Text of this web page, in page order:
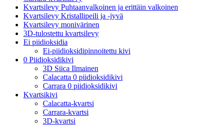
Kvartsilevy Puhtaanvalkoinen ja erittäin valkoinen
Kvartsilevy Kristallipeili ja -jyvä
Kvartsilevy monivärinen
3D-tulostettu kvartsilevy
Ei piidioksidia
Ei-piidioksidipinnoitettu kivi
0 Piidioksidikivi
3D Siica Ilmainen
Calacatta 0 piidioksidikivi
Carrara 0 piidioksidikivi
Kvartsikivi
Calacatta-kvartsi
Carrara-kvartsi
3D-kvartsi